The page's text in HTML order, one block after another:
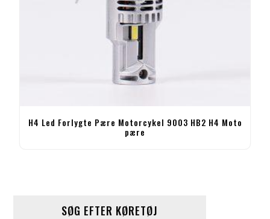
H4 Led Forlygte Pære Motorcykel 9003 HB2 H4 Moto
pære
SØG EFTER KØRETØJ